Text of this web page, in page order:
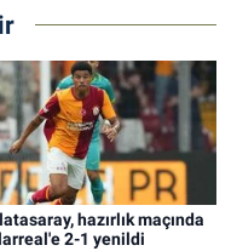
hazırlık maçında
2-1 yenildi